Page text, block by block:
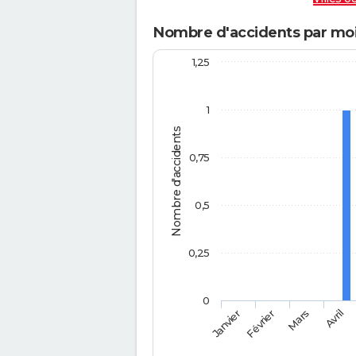
Nombre d'accidents par
Nombre d'accidents
JanvierFévrier Mars Avril
0
1
0,25
0,5
0,75
1,25